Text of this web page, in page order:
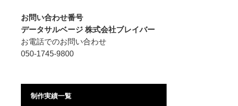
お問い合わせ番号
データサルベージ 株式会社ブレイバー
お電話でのお問い合わせ
050-1745-9800
制作実績一覧